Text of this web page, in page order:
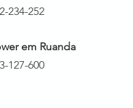
234-252
em Ruanda
127-600